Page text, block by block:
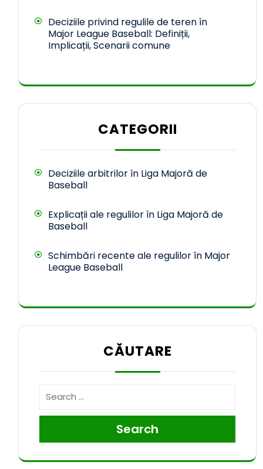
Deciziile privind regulile de teren în
Major League Baseball: Definiții,
Implicații, Scenarii comune
CATEGORII
Deciziile arbitrilor în Liga Majoră de
Baseball
Explicații ale regulilor în Liga Majoră de
Baseball
Schimbări recente ale regulilor în Major
League Baseball
CĂUTARE
Search